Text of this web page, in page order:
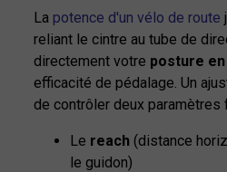
La potence d'un vélo de route
reliant le cintre au tube de
directement votre posture
efficacité de pédalage. Un
de contrôler deux paramètres
Le reach (distance
le guidon)